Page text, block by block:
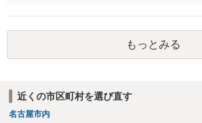
た場合に、相談者様として、民事訴訟を経な
（先方の財産を差し押さえること等）を行え
単に両者間で契約書を作成するのではなく、
て、公証人によって作成される公正証書の形
載を盛り込んでおく必要もあります。 以上に
知りになりたい場合は、法律事務所等での弁護
もっとみる
近くの市区町村を選び直す
名古屋市内